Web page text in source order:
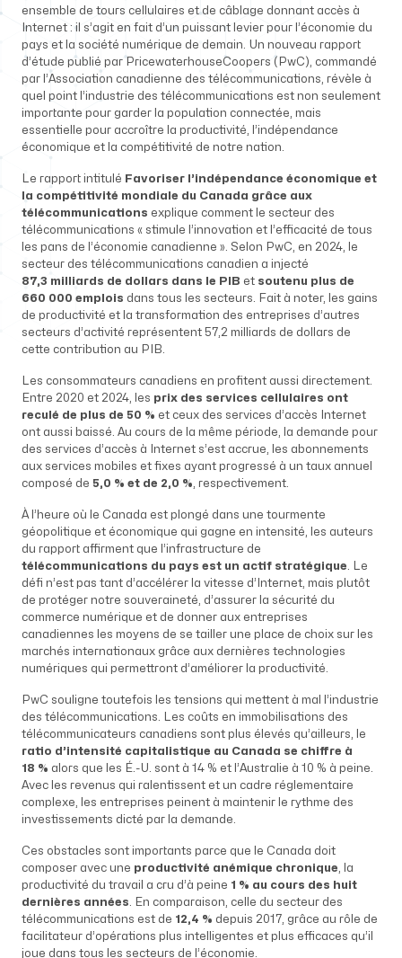
ensemble de tours cellulaires et de câblage donnant accès à
Internet : il s’agit en fait d’un puissant levier pour l’économie du
pays et la société numérique de demain. Un nouveau rapport
d’étude publié par PricewaterhouseCoopers (PwC), commandé
par l’Association canadienne des télécommunications, révèle à
quel point l’industrie des télécommunications est non seulement
importante pour garder la population connectée, mais
essentielle pour accroître la productivité, l’indépendance
économique et la compétitivité de notre nation.
Le rapport intitulé Favoriser l’indépendance économique et
la compétitivité mondiale du Canada grâce aux
télécommunications explique comment le secteur des
télécommunications « stimule l’innovation et l’efficacité de tous
les pans de l’économie canadienne ». Selon PwC, en 2024, le
secteur des télécommunications canadien a injecté
87,3 milliards de dollars dans le PIB et soutenu plus de
660 000 emplois dans tous les secteurs. Fait à noter, les gains
de productivité et la transformation des entreprises d’autres
secteurs d’activité représentent 57,2 milliards de dollars de
cette contribution au PIB.
Les consommateurs canadiens en profitent aussi directement.
Entre 2020 et 2024, les prix des services cellulaires ont
reculé de plus de 50 % et ceux des services d’accès Internet
ont aussi baissé. Au cours de la même période, la demande pour
des services d’accès à Internet s’est accrue, les abonnements
aux services mobiles et fixes ayant progressé à un taux annuel
composé de 5,0 % et de 2,0 % , respectivement.
À l’heure où le Canada est plongé dans une tourmente
géopolitique et économique qui gagne en intensité, les auteurs
du rapport affirment que l’infrastructure de
télécommunications du pays est un actif stratégique . Le
défi n’est pas tant d’accélérer la vitesse d’Internet, mais plutôt
de protéger notre souveraineté, d’assurer la sécurité du
commerce numérique et de donner aux entreprises
canadiennes les moyens de se tailler une place de choix sur les
marchés internationaux grâce aux dernières technologies
numériques qui permettront d’améliorer la productivité.
PwC souligne toutefois les tensions qui mettent à mal l’industrie
des télécommunications. Les coûts en immobilisations des
télécommunicateurs canadiens sont plus élevés qu’ailleurs, le
ratio d’intensité capitalistique au Canada se chiffre à
18 % alors que les É.-U. sont à 14 % et l’Australie à 10 % à peine.
Avec les revenus qui ralentissent et un cadre réglementaire
complexe, les entreprises peinent à maintenir le rythme des
investissements dicté par la demande.
Ces obstacles sont importants parce que le Canada doit
composer avec une productivité anémique chronique , la
productivité du travail a cru d’à peine 1 % au cours des huit
dernières années . En comparaison, celle du secteur des
télécommunications est de 12,4 % depuis 2017, grâce au rôle de
facilitateur d’opérations plus intelligentes et plus efficaces qu’il
joue dans tous les secteurs de l’économie.